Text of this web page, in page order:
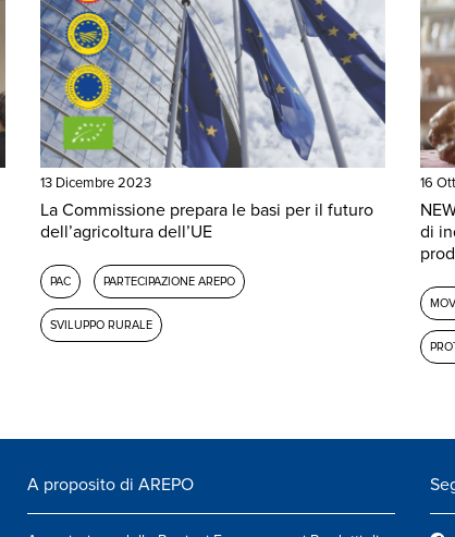
13 Dicembre 2023
La Commissione prepara le basi per il futuro
dell’agricoltura dell’UE
PAC PARTECIPAZIONE AREPO
SVILUPPO RURALE
16
di
A proposito di AREPO